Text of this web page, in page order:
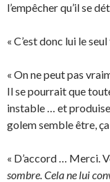
l’empêcher qu’il se
« C’est donc lui le
« On ne peut pas
Il se pourrait que
instable … et produise
golem semble être,
« D’accord … Merci.
sombre. Cela ne lui